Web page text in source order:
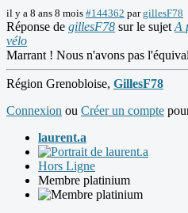
il y a 8 ans 8 mois #144362 pargillesF78
Réponse de gillesF78 sur le sujet A
vélo
Marrant ! Nous n'avons pas
Région Grenobloise, GillesF78
Connexion ou Créer un compte
laurent.a
Hors Ligne
Membre platinium